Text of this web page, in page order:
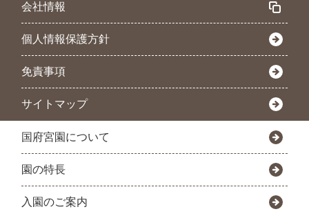
会社情報
個人情報保護方針
免責事項
サイトマップ
国府宮園について
園の特長
入園のご案内